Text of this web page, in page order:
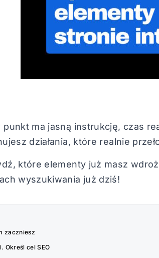
punkt ma jasną instrukcję, czas
działania, które realnie
które elementy już masz
wyszukiwania już dziś!
zaczniesz
Określ cel SEO